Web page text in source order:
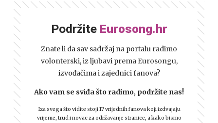
Podržite Eurosong.hr
Znate li da sav sadržaj na portalu radimo
volonterski, iz ljubavi prema Eurosongu,
izvođačima i zajednici fanova?
Ako vam se sviđa što radimo, podržite nas!
Iza svega što vidite stoji 17 vrijednih fanova koji izdvajaju
vrijeme, trud i novac za održavanje stranice, a kako bismo